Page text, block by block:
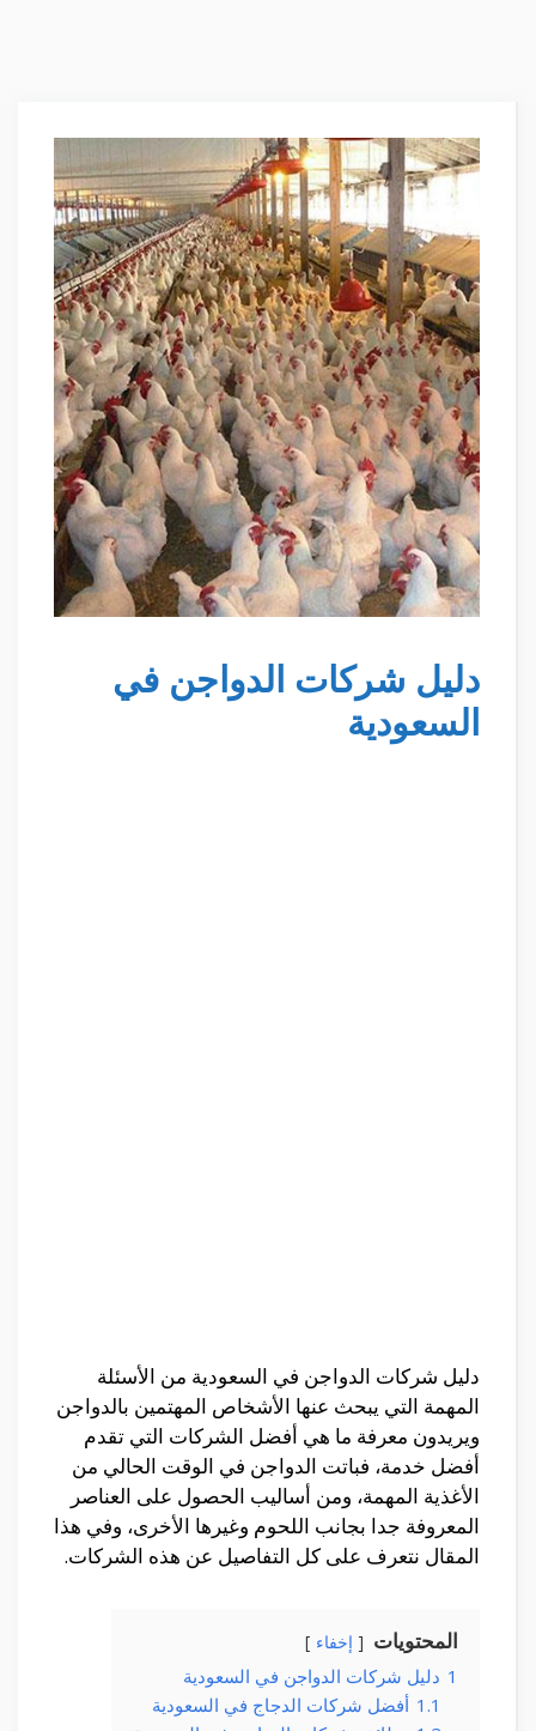
دليل شركات الدواجن في
السعودية
دليل شركات الدواجن في السعودية من الأسئلة
المهمة التي يبحث عنها الأشخاص المهتمين بالدواجن
ويريدون معرفة ما هي أفضل الشركات التي تقدم
أفضل خدمة، فباتت الدواجن في الوقت الحالي من
الأغذية المهمة، ومن أساليب الحصول على العناصر
المعروفة جدا بجانب اللحوم وغيرها الأخرى، وفي هذا
المقال نتعرف على كل التفاصيل عن هذه الشركات.
المحتويات إخفاء
1 دليل شركات الدواجن في السعودية
1.1 أفضل شركات الدجاج في السعودية